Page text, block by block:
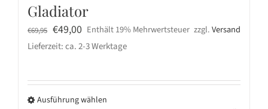
Gladiator
€69,95 Ursprünglicher
Preis
€69,95
€49,00Aktueller
Preis
€49,00.
Enthält 19% Mehrwertsteuer zzgl.Versand
Lieferzeit: ca. 2-3 Werktage
Ausführung wählen